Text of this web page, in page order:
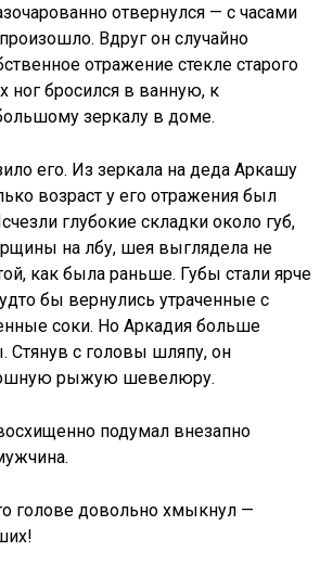
отвернулся — с часами
Вдруг он случайно
отражение стекле старого
ног бросился в ванную, к
зеркалу в доме.
его. Из зеркала на деда Аркашу
возраст у его отражения был
глубокие складки около губ,
на лбу, шея выглядела не
как была раньше. Губы стали ярче
бы вернулись утраченные с
соки. Но Аркадия больше
Стянув с головы шляпу, он
рыжую шевелюру.
подумал внезапно
голове довольно хмыкнул —